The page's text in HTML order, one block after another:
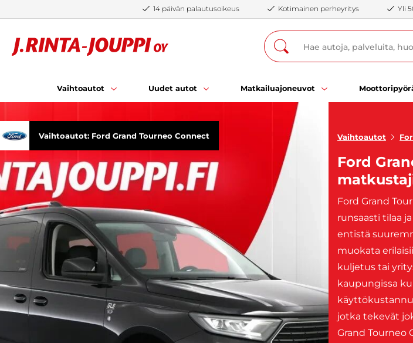
14 päivän palautusoikeus Kotimainen perheyritys Yli
Vaihtoautot Uudet autot Matkailuajoneuvot
Vaihtoautot: Ford Grand Tourneo Connect Vaihtoautot
Ford
Ford Grand
runsaasti tilaa
entistä
muokata
kuljetus tai
kaupungissa
jotka tekevät
Grand Tourneo